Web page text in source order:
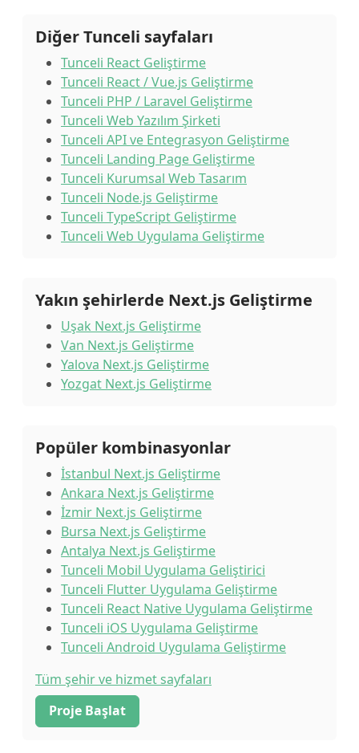
Diğer Tunceli sayfaları
Tunceli React Geliştirme
Tunceli React / Vue.js Geliştirme
Tunceli PHP / Laravel Geliştirme
Tunceli Web Yazılım Şirketi
Tunceli API ve Entegrasyon Geliştirme
Tunceli Landing Page Geliştirme
Tunceli Kurumsal Web Tasarım
Tunceli Node.js Geliştirme
Tunceli TypeScript Geliştirme
Tunceli Web Uygulama Geliştirme
Yakın şehirlerde Next.js Geliştirme
Uşak Next.js Geliştirme
Van Next.js Geliştirme
Yalova Next.js Geliştirme
Yozgat Next.js Geliştirme
Popüler kombinasyonlar
İstanbul Next.js Geliştirme
Ankara Next.js Geliştirme
İzmir Next.js Geliştirme
Bursa Next.js Geliştirme
Antalya Next.js Geliştirme
Tunceli Mobil Uygulama Geliştirici
Tunceli Flutter Uygulama Geliştirme
Tunceli React Native Uygulama Geliştirme
Tunceli iOS Uygulama Geliştirme
Tunceli Android Uygulama Geliştirme
Tüm şehir ve hizmet sayfaları
Proje Başlat